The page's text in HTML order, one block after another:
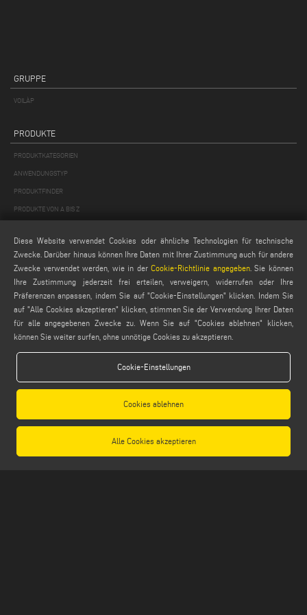
GRUPPE
VOILÀP
PRODUKTE
PRODUKTKATEGORIEN
ANWENDUNGSTYP
PRODUKTFINDER
PRODUKTE VON A BIS Z
MAIL
Webmail
service@emmegi.com
webmaster@emmegi.com
FINDEN SIE UNS AUF
PRIVACY POLICY
Diese Website verwendet Cookies oder ähnliche Technologien für technische
Zwecke. Darüber hinaus können Ihre Daten mit Ihrer Zustimmung auch für andere
Zwecke verwendet werden, wie in derCookie-Richtlinie angegeben. Sie können
Ihre Zustimmung jederzeit frei erteilen, verweigern, widerrufen oder Ihre
Präferenzen anpassen, indem Sie auf "Cookie-Einstellungen" klicken. Indem Sie
auf "Alle Cookies akzeptieren" klicken, stimmen Sie der Verwendung Ihrer Daten
für alle angegebenen Zwecke zu. Wenn Sie auf "Cookies ablehnen" klicken,
können Sie weiter surfen, ohne unnötige Cookies zu akzeptieren.
Cookie-Einstellungen
Cookies ablehnen
Alle Cookies akzeptieren